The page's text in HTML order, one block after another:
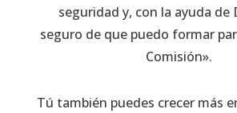
seguridad y, con la ayuda de
seguro de que puedo formar
Comisión».
Tú también puedes crecer más